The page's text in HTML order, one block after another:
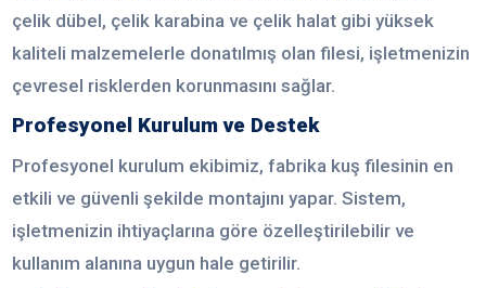
çelik dübel, çelik karabina ve çelik halat gibi yüksek
kaliteli malzemelerle donatılmış olan filesi, işletmenizin
çevresel risklerden korunmasını sağlar.
Profesyonel Kurulum ve Destek
Profesyonel kurulum ekibimiz, fabrika kuş filesinin en
etkili ve güvenli şekilde montajını yapar. Sistem,
işletmenizin ihtiyaçlarına göre özelleştirilebilir ve
kullanım alanına uygun hale getirilir.